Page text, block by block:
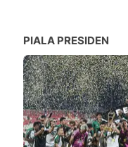
PIALA PRESIDEN